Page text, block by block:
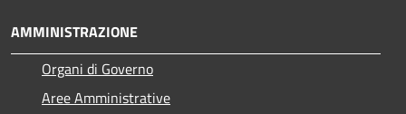
AMMINISTRAZIONE
Organi di Governo
Aree Amministrative